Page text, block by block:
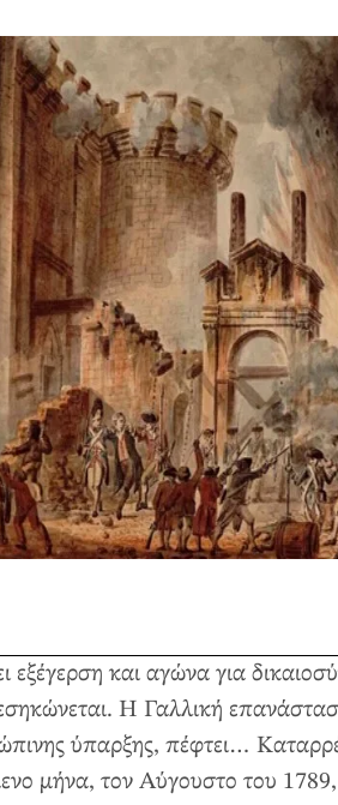
και αγώνα για
Η Γαλλική
ύπαρξης, πέφτει…
μήνα, τον Αύγουστο του